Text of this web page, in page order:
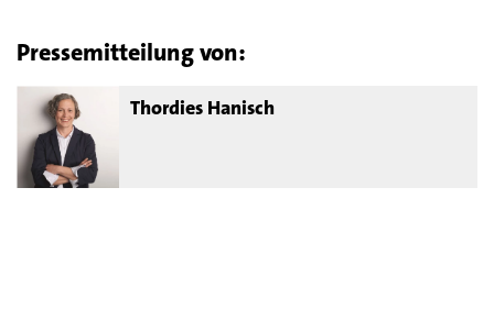
Pressemitteilung von:
Thordies Hanisch